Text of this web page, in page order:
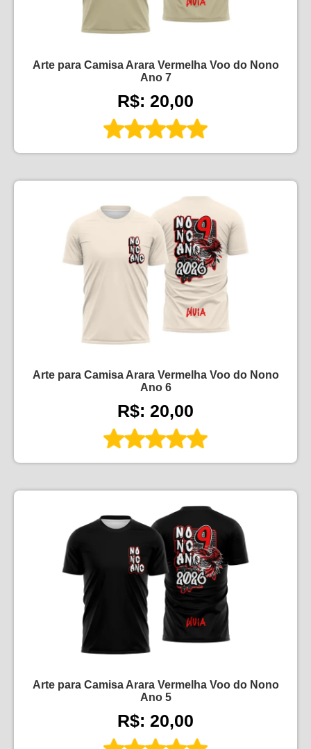
Arte para Camisa Arara Vermelha Voo do Nono
Ano 7
R$: 20,00
Arte para Camisa Arara Vermelha Voo do Nono
Ano 6
R$: 20,00
Arte para Camisa Arara Vermelha Voo do Nono
Ano 5
R$: 20,00